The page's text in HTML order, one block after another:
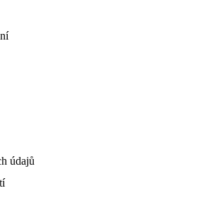
údajů